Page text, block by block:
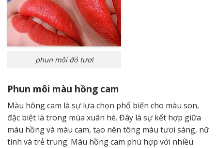
phun môi đỏ tươi
Phun môi màu hồng cam
Màu hông cam là sự lựa chọn phổ biến cho màu son,
đặc biệt là trong mùa xuân hè. Đây là sự kết hợp giữa
màu hồng và màu cam, tạo nên tông màu tươi sáng, nữ
tính và trẻ trung. Màu hồng cam phù hợp với nhiều